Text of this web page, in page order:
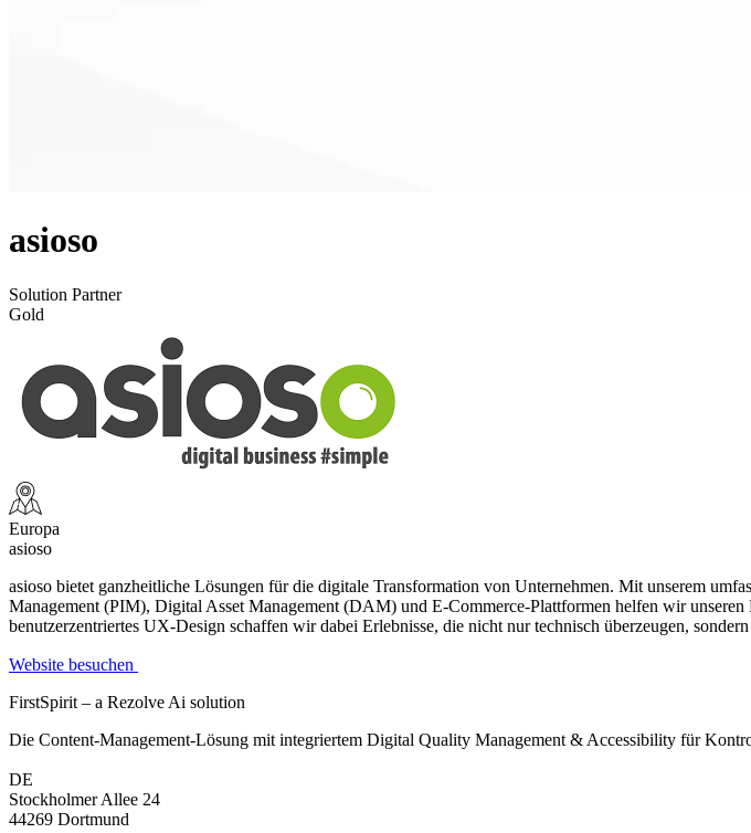
asioso
Solution Partner
Gold
Europa
asioso
asioso bietet ganzheitliche Lösungen für die digitale Transformation von Unternehmen. Mit unserem
Management (PIM), Digital Asset Management (DAM) und E-Commerce-Plattformen helfen wir
benutzerzentriertes UX-Design schaffen wir dabei Erlebnisse, die nicht nur technisch überzeugen,
Website besuchen
FirstSpirit – a Rezolve Ai solution
Die Content-Management-Lösung mit integriertem Digital Quality Management & Accessibility für
DE
Stockholmer Allee 24
44269 Dortmund